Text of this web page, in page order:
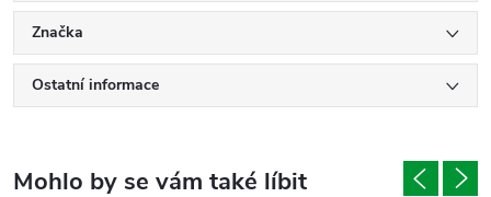
Značka
Ostatní informace